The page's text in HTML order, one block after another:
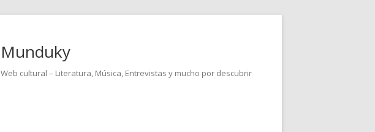
Munduky
Web cultural – Literatura, Música, Entrevistas y mucho por descubrir